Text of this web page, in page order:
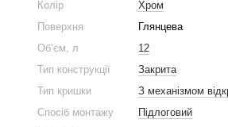
Колір
Хром
Поверхня
Глянцева
Об‘єм, л
12
Тип конструкції
Закрита
Тип кришки
З механізмом
Спосіб монтажу
Підлоговий